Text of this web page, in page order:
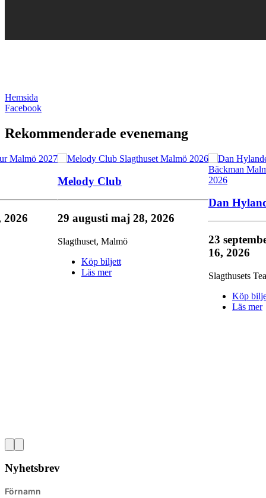
Hemsida
Facebook
Rekommenderade evenemang
Melody Club
29 augusti maj 28, 2026
Slagthuset, Malmö
Köp biljett
Läs mer
Dan
23
16, 2026
Slagthusets
Köp
Läs mer
2026
Nyhetsbrev
Förnamn